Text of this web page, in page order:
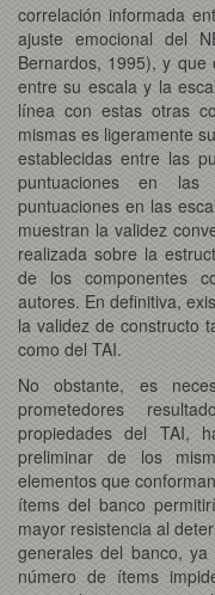
correlación informada
ajuste emocional del
Bernardos, 1995), y
entre su escala y la
línea con estas otras
mismas es ligeramente
establecidas entre las
puntuaciones en
puntuaciones en las
muestran la validez
realizada sobre la
de los componentes
autores. En definitiva,
la validez de constructo
como del TAI.
No obstante, es
prometedores
propiedades del TAI,
preliminar de los
elementos que
ítems del banco
mayor resistencia al
generales del banco,
número de ítems